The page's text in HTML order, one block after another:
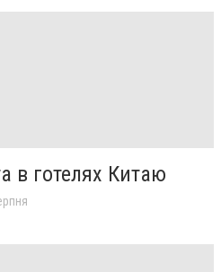
в готелях Китаю